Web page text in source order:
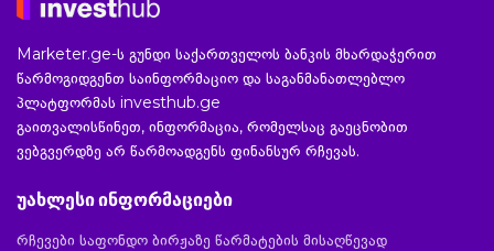
Marketer.ge-ს გუნდი საქართველოს ბანკის მხარდაჭერით
წარმოგიდგენთ საინფორმაციო და საგანმანათლებლო
პლატფორმას investhub.ge
გაითვალისწინეთ, ინფორმაცია, რომელსაც გაეცნობით
ვებგვერდზე არ წარმოადგენს ფინანსურ რჩევას.
უახლესი ინფორმაციები
რჩევები საფონდო ბირჟაზე წარმატების მისაღწევად